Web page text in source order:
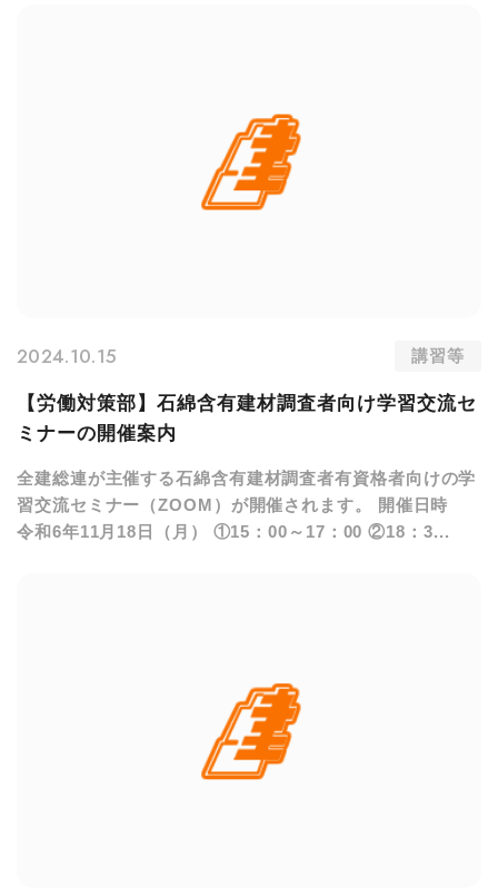
2024.10.15 講習等
【労働対策部】石綿含有建材調査者向け学習交流セ
ミナーの開催案内
全建総連が主催する石綿含有建材調査者有資格者向けの学
習交流セミナー（ZOOM）が開催されます。 開催日時
令和6年11月18日（月） ①15：00～17：00 ②18：3...